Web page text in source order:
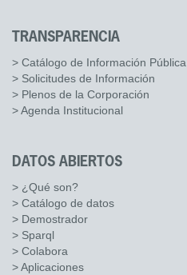
TRANSPARENCIA
> Catálogo de Información Pública
> Solicitudes de Información
> Plenos de la Corporación
> Agenda Institucional
DATOS ABIERTOS
> ¿Qué son?
> Catálogo de datos
> Demostrador
> Sparql
> Colabora
> Aplicaciones